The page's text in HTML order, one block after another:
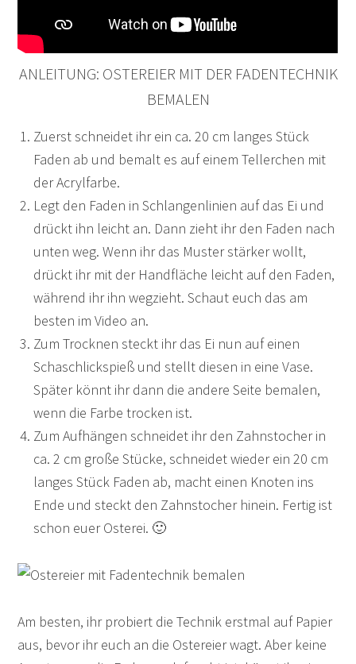
ANLEITUNG: OSTEREIER MIT DER FADENTECHNIK
BEMALEN
Zuerst schneidet ihr ein ca. 20 cm langes Stück
Faden ab und bemalt es auf einem Tellerchen mit
der Acrylfarbe.
Legt den Faden in Schlangenlinien auf das Ei und
drückt ihn leicht an. Dann zieht ihr den Faden nach
unten weg. Wenn ihr das Muster stärker wollt,
drückt ihr mit der Handfläche leicht auf den Faden,
während ihr ihn wegzieht. Schaut euch das am
besten im Video an.
Zum Trocknen steckt ihr das Ei nun auf einen
Schaschlickspieß und stellt diesen in eine Vase.
Später könnt ihr dann die andere Seite bemalen,
wenn die Farbe trocken ist.
Zum Aufhängen schneidet ihr den Zahnstocher in
ca. 2 cm große Stücke, schneidet wieder ein 20 cm
langes Stück Faden ab, macht einen Knoten ins
Ende und steckt den Zahnstocher hinein. Fertig ist
schon euer Osterei. 🙂
Am besten, ihr probiert die Technik erstmal auf Papier
aus, bevor ihr euch an die Ostereier wagt. Aber keine